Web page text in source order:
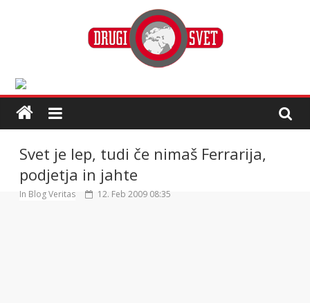
Svet je lep, tudi če nimaš Ferrarija,
podjetja in jahte
In Blog Veritas 12. Feb 2009 08:35